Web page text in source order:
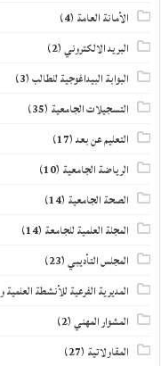
الأمانة العامة (4)
البريد الالكتروني(2)
البوابة البيداغوجية للطالب(3)
التسجيلات الجامعية (35)
التعليم عن بعد(17)
الرياضة الجامعية (10)
الصحة الجامعية (14)
المجلة العلمية للجامعة (14)
المجلس التأديبي(23)
المديرية الفرعية للأنشطة العلمية
المشوار المهني(2)
المقاولاتية (27)